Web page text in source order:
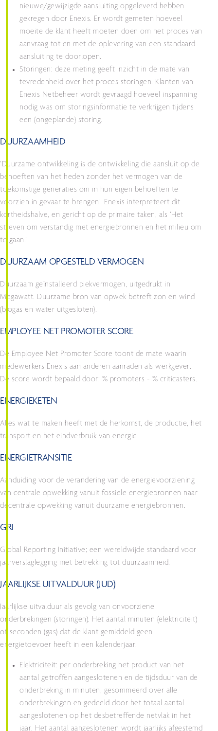
nieuwe/gewijzigde aansluiting opgeleverd hebben
gekregen door Enexis. Er wordt gemeten hoeveel
moeite de klant heeft moeten doen om het proces van
aanvraag tot en met de oplevering van een standaard
aansluiting te doorlopen.
Storingen: deze meting geeft inzicht in de mate van
tevredenheid over het proces storingen. Klanten van
Enexis Netbeheer wordt gevraagd hoeveel inspanning
nodig was om storingsinformatie te verkrijgen tijdens
een (ongeplande) storing.
DUURZAAMHEID
‘Duurzame ontwikkeling is de ontwikkeling die aansluit op de
behoeften van het heden zonder het vermogen van de
toekomstige generaties om in hun eigen behoeften te
voorzien in gevaar te brengen’. Enexis interpreteert dit
kortheidshalve, en gericht op de primaire taken, als ‘Het
streven om verstandig met energiebronnen en het milieu om
te gaan.’
DUURZAAM OPGESTELD VERMOGEN
Duurzaam geïnstalleerd piekvermogen, uitgedrukt in
Megawatt. Duurzame bron van opwek betreft zon en wind
(biogas en water uitgesloten).
EMPLOYEE NET PROMOTER SCORE
De Employee Net Promoter Score toont de mate waarin
medewerkers Enexis aan anderen aanraden als werkgever.
De score wordt bepaald door: % promoters - % criticasters.
ENERGIEKETEN
Alles wat te maken heeft met de herkomst, de productie, het
transport en het eindverbruik van energie.
ENERGIETRANSITIE
Aanduiding voor de verandering van de energievoorziening
van centrale opwekking vanuit fossiele energiebronnen naar
decentrale opwekking vanuit duurzame energiebronnen.
GRI
Global Reporting Initiative; een wereldwijde standaard voor
jaarverslaglegging met betrekking tot duurzaamheid.
JAARLIJKSE UITVALDUUR (JUD)
Jaarlijkse uitvalduur als gevolg van onvoorziene
onderbrekingen (storingen). Het aantal minuten (elektriciteit)
of seconden (gas) dat de klant gemiddeld geen
energietoevoer heeft in een kalenderjaar.
Elektriciteit: per onderbreking het product van het
aantal getroffen aangeslotenen en de tijdsduur van de
onderbreking in minuten, gesommeerd over alle
onderbrekingen en gedeeld door het totaal aantal
aangeslotenen op het desbetreffende netvlak in het
jaar. Het aantal aangeslotenen wordt jaarlijks afgestemd